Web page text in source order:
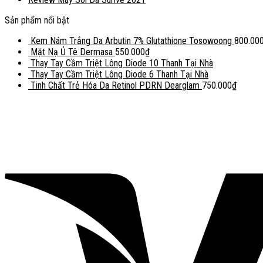
Sản phẩm nổi bật
Kem Nám Trắng Da Arbutin 7% Glutathione Tosowoong
Mặt Nạ Ủ Tê Dermasa 550.000₫
Thay Tay Cầm Triệt Lông Diode 10 Thanh Tại Nhà
Thay Tay Cầm Triệt Lông Diode 6 Thanh Tại Nhà
Tinh Chất Trẻ Hóa Da Retinol PDRN Dearglam 750.000₫